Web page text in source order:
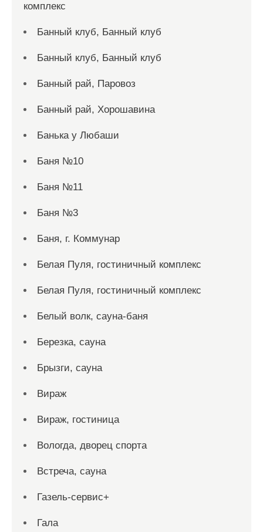
комплекс
Банный клуб, Банный клуб
Банный клуб, Банный клуб
Банный рай, Паровоз
Банный рай, Хорошавина
Банька у Любаши
Баня №10
Баня №11
Баня №3
Баня, г. Коммунар
Белая Пуля, гостиничный комплекс
Белая Пуля, гостиничный комплекс
Белый волк, сауна-баня
Березка, сауна
Брызги, сауна
Вираж
Вираж, гостиница
Вологда, дворец спорта
Встреча, сауна
Газель-сервис+
Гала